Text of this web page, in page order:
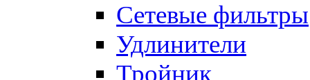
Сетевые фильтры
Удлинители
Тройник